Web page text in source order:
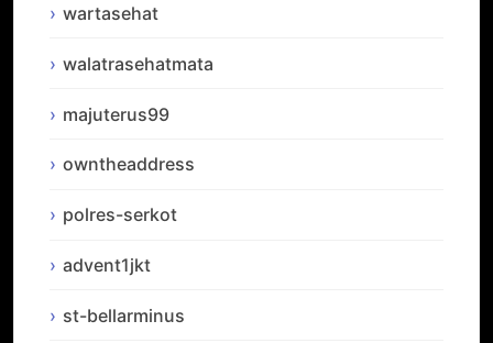
wartasehat
walatrasehatmata
majuterus99
owntheaddress
polres-serkot
advent1jkt
st-bellarminus